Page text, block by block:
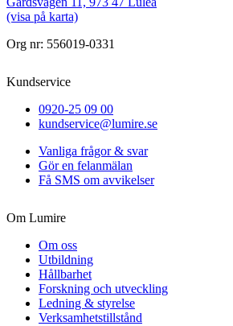
(visa på karta)
Org nr: 556019-0331
Kundservice
0920-25 09 00
kundservice@lumire.se
Vanliga frågor & svar
Gör en felanmälan
Få SMS om avvikelser
Om Lumire
Om oss
Utbildning
Hållbarhet
Forskning och utveckling
Ledning & styrelse
Verksamhetstillstånd